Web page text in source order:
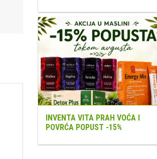
INVENTA VITA PRAH VOĆA I
POVRĆA POPUST -15%